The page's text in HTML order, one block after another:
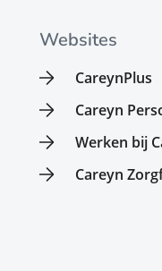
Websites
CareynPlus
Careyn
Werken bij
Careyn